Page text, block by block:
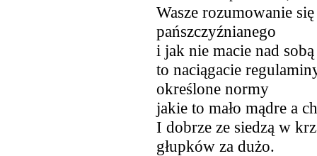
Wasze rozumowanie
pańszczyźnianego
i jak nie macie nad
to naciągacie
określone normy
jakie to mało mądre a
I dobrze ze siedzą w
głupków za dużo.